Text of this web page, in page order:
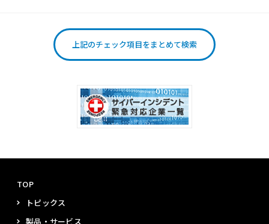
TOP
トピックス
製品・サービス